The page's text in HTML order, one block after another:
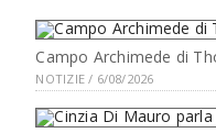
Campo Archimede di
NOTIZIE / 6/08/2026